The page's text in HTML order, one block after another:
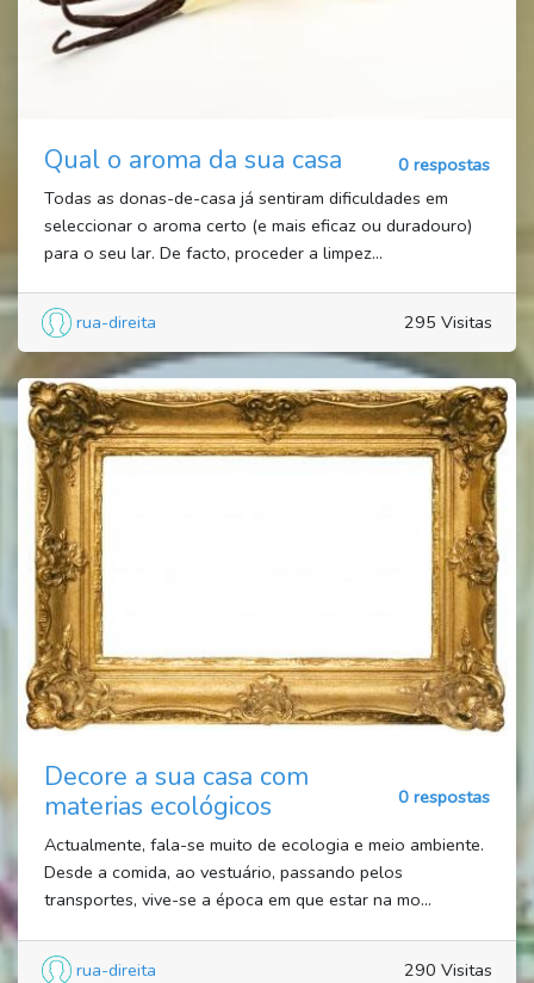
Qual o aroma da sua casa
0 respostas
Todas as donas-de-casa já sentiram dificuldades em
seleccionar o aroma certo (e mais eficaz ou duradouro)
para o seu lar. De facto, proceder a limpez...
rua-direita 295 Visitas
Decore a sua casa com
materias ecológicos
0 respostas
Actualmente, fala-se muito de ecologia e meio ambiente.
Desde a comida, ao vestuário, passando pelos
transportes, vive-se a época em que estar na mo...
rua-direita 290 Visitas